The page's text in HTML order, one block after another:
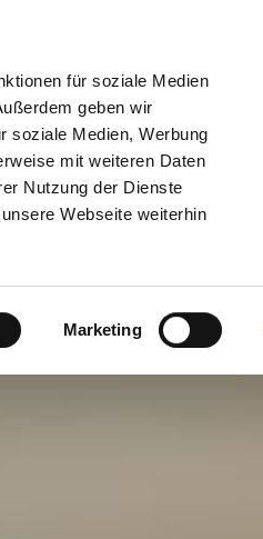
für soziale Medien
geben wir
soziale Medien, Werbung
mit weiteren Daten
Nutzung der Dienste
Webseite weiterhin
Marketing